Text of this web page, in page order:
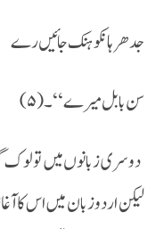
جدھر ہانکو ہنک جائیں رے
سن بابل میرے ‘‘۔ (۵)
دوسری زبانوں میں تو
لیکن اردو زبان میں اس